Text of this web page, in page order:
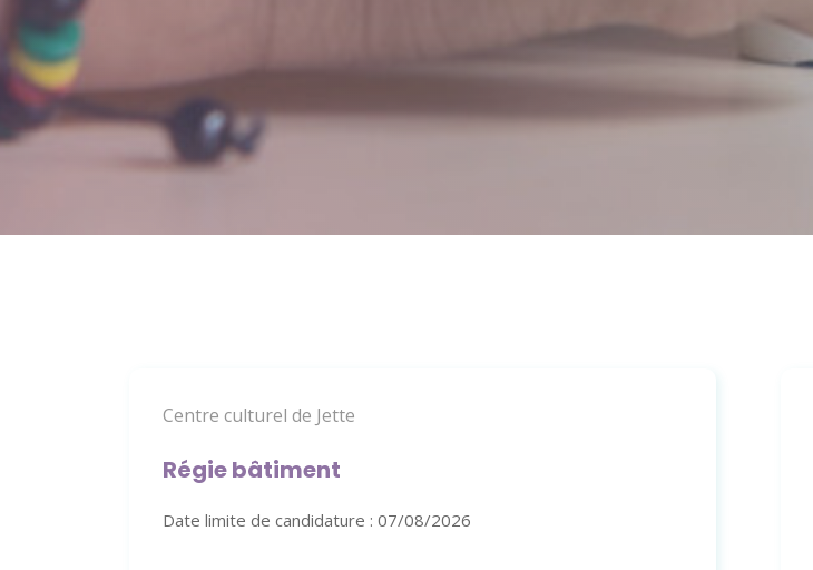
Centre culturel de Jette
Régie bâtiment
Date limite de candidature : 07/08/2026